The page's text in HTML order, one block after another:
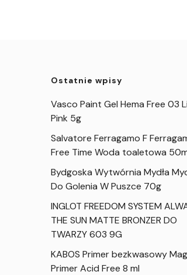
Ostatnie wpisy
Vasco Paint Gel Hema Free 03
Pink 5g
Salvatore Ferragamo F
Free Time Woda toaletowa
Bydgoska Wytwórnia Mydła
Do Golenia W Puszce 70g
INGLOT FREEDOM SYSTEM
THE SUN MATTE BRONZER DO
TWARZY 603 9G
KABOS Primer bezkwasowy
Primer Acid Free 8 ml